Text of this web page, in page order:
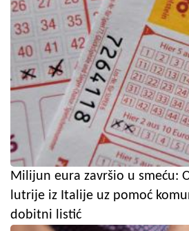
Milijun eura završio u smeću:
lutrije iz Italije uz pomoć
dobitni listić